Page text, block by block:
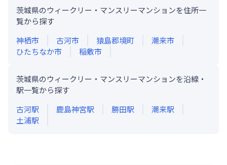
茨城県のウィークリー・マンスリーマンションを住所一
覧から探す
神栖市
古河市 猿島郡境町
潮来市
ひたちなか市
稲敷市
茨城県のウィークリー・マンスリーマンションを沿線・
駅一覧から探す
古河駅 鹿島神宮駅 勝田駅 潮来駅
土浦駅